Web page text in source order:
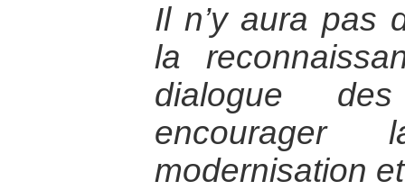
Il n’y aura pas
la
dialogue
modernisation